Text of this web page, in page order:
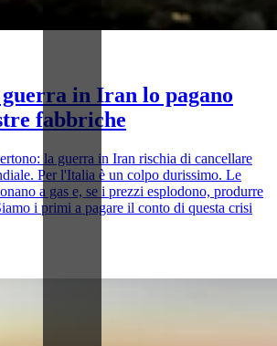
in Iran lo pagano
fabbriche
la guerra in Iran rischia di cancellare
Per l'Italia è un colpo durissimo. Le
a gas e, se i prezzi esplodono, produrre
i primi a pagare il conto di questa crisi